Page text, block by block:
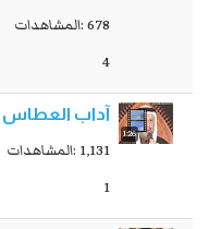
678 :المشاهدات
4
1:26
آداب العطاس
1,131 :المشاهدات
1